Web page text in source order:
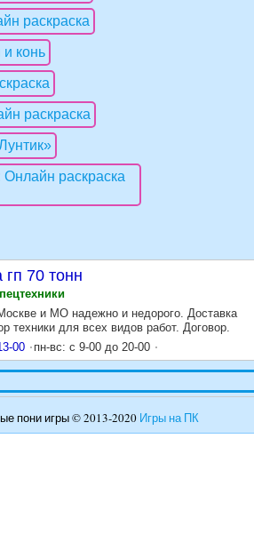
70 тонн
и МО надежно и недорого. Доставка
техники для всех видов работ. Договор.
00 пн-вс: с 9-00 до 20-00
пони игры © 2013-2020 Игры на ПК